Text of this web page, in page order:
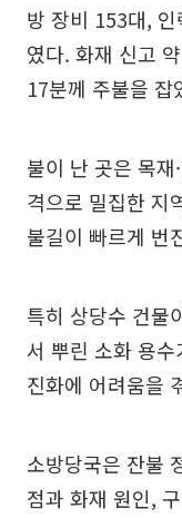
방 장비 153대,
였다. 화재 신고
17분께 주불을 잡
불이 난 곳은 목
격으로 밀집한 지
불길이 빠르게 번
특히 상당수 건물
서 뿌린 소화 용
진화에 어려움을
소방당국은 잔불
점과 화재 원인,